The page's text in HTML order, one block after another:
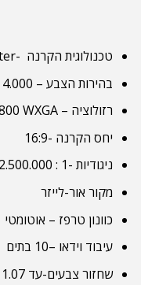
טכנולוגית הקרנה -3LCD Technology, RGB liquid crystal shutter
בהירות הצבע – 4.000
רזולוציה – 1280X800 WXGA
יחס הקרנה -16:9
ניגודיות -Over 2.500.000 : 1
מקור אור-לייזר
כוונון טרפז – אוטומטי
עיבוד וידאו –10 בתים
שחזור צבעים-עד 1.07